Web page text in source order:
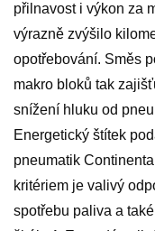
přilnavost i výkon za
výrazně zvýšilo
opotřebování. Směs
makro bloků tak
snížení hluku od
Energetický štítek
pneumatik
kritériem je valivý
spotřebu paliva a